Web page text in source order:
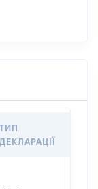
ТИП
ДЕКЛАРАЦІЇ